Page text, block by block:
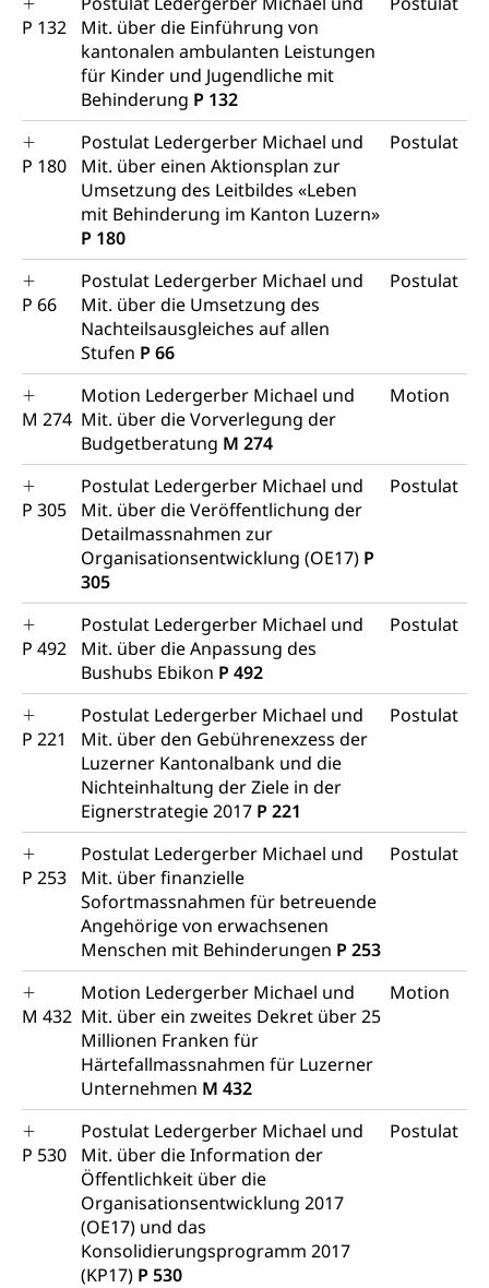
P 132
Mit. über die Einführung von
kantonalen ambulanten Leistungen
für Kinder und Jugendliche mit
Behinderung P 132
P 180
Postulat Ledergerber Michael und
Mit. über einen Aktionsplan zur
Umsetzung des Leitbildes «Leben
mit Behinderung im Kanton Luzern»
P 180
Postulat
P 66
Postulat Ledergerber Michael und
Mit. über die Umsetzung des
Nachteilsausgleiches auf allen
Stufen P 66
Postulat
M 274
Motion Ledergerber Michael und
Mit. über die Vorverlegung der
Budgetberatung M 274
Motion
P 305
Postulat Ledergerber Michael und
Mit. über die Veröffentlichung der
Detailmassnahmen zur
Organisationsentwicklung (OE17) P
305
Postulat
P 492
Postulat Ledergerber Michael und
Mit. über die Anpassung des
Bushubs Ebikon P 492
Postulat
P 221
Postulat Ledergerber Michael und
Mit. über den Gebührenexzess der
Luzerner Kantonalbank und die
Nichteinhaltung der Ziele in der
Eignerstrategie 2017 P 221
Postulat
P 253
Postulat Ledergerber Michael und
Mit. über finanzielle
Sofortmassnahmen für betreuende
Angehörige von erwachsenen
Menschen mit Behinderungen P 253
Postulat
M 432
Motion Ledergerber Michael und
Mit. über ein zweites Dekret über 25
Millionen Franken für
Härtefallmassnahmen für Luzerner
Unternehmen M 432
Motion
P 530
Postulat Ledergerber Michael und
Mit. über die Information der
Öffentlichkeit über die
Organisationsentwicklung 2017
(OE17) und das
Konsolidierungsprogramm 2017
(KP17) P 530
Postulat
Raumdatenpool
Richtplanung Kanton Luzern (ARE)
Raum und Wirtschaft rawi